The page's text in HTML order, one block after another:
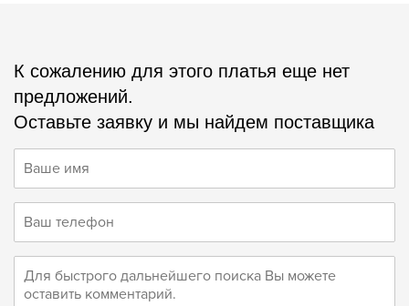
К сожалению для этого платья еще нет
предложений.
Оставьте заявку и мы найдем поставщика